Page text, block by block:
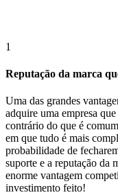
1
Reputação da marca
Uma das grandes
adquire uma empresa
contrário do que é
em que tudo é mais
probabilidade de
suporte e a reputação da
enorme vantagem
investimento feito!